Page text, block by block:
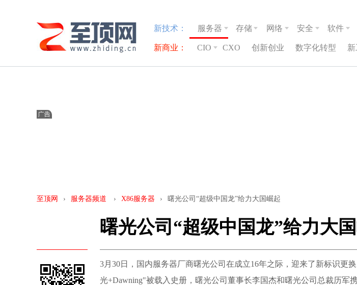
新技术： 服务器 存储 网络 安全 软件
新商业： CIO CXO 创新创业 数字化转型
至顶网 › 服务器频道 › X86服务器 › 曙光公司“超级中国龙”给力大国崛起
曙光公司“超级中国龙”给力大
3月30日，国内服务器厂商曙光公司在成立16年之际，迎来了新标识更
光+Dawning"被载入史册，曙光公司董事长李国杰和曙光公司总裁历军